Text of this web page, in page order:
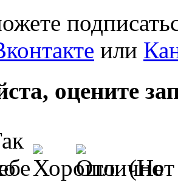
или
оцените
(Нет